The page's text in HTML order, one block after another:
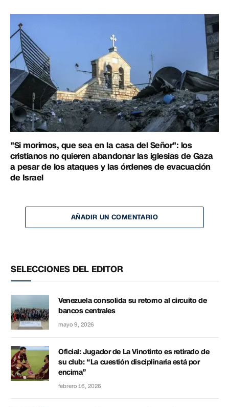
"Si morimos, que sea en la casa del Señor": los
cristianos no quieren abandonar las iglesias de Gaza
a pesar de los ataques y las órdenes de evacuación
de Israel
AÑADIR UN COMENTARIO
SELECCIONES DEL EDITOR
Venezuela consolida su retorno al circuito de
bancos centrales
mayo 9, 2026
Oficial: Jugador de La Vinotinto es retirado de
su club: “La cuestión disciplinaria está por
encima”
febrero 16, 2026